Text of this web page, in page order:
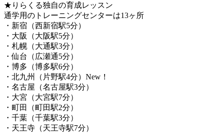
★りらくる独自の育成レッスン
通学用のトレーニングセンターは13ヶ所
・新宿（西新宿駅5分）
・大阪（大阪駅5分）
・札幌（大通駅3分）
・仙台（広瀬通5分）
・博多（博多駅6分）
・北九州（片野駅4分）New！
・名古屋（名古屋駅3分）
・大宮（大宮駅7分）
・町田（町田駅2分）
・千葉（千葉駅3分）
・天王寺（天王寺駅7分）